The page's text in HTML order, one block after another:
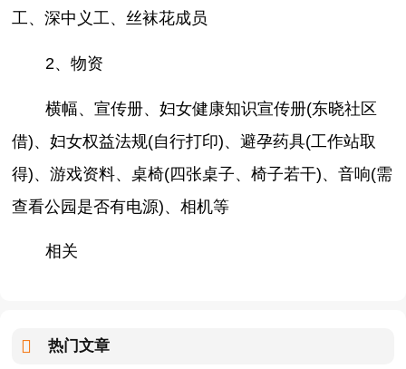
工、深中义工、丝袜花成员
2、物资
横幅、宣传册、妇女健康知识宣传册(东晓社区
借)、妇女权益法规(自行打印)、避孕药具(工作站取
得)、游戏资料、桌椅(四张桌子、椅子若干)、音响(需
查看公园是否有电源)、相机等
相关
热门文章